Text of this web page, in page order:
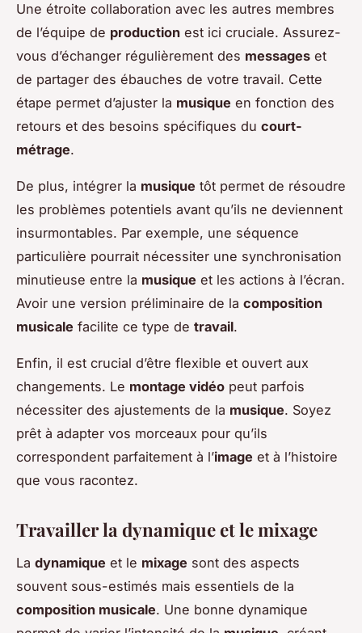
Une étroite collaboration avec les autres membres
de l’équipe de production est ici cruciale. Assurez-
vous d’échanger régulièrement des messages et
de partager des ébauches de votre travail. Cette
étape permet d’ajuster la musique en fonction des
retours et des besoins spécifiques du court-
métrage.
De plus, intégrer la musique tôt permet de résoudre
les problèmes potentiels avant qu’ils ne deviennent
insurmontables. Par exemple, une séquence
particulière pourrait nécessiter une synchronisation
minutieuse entre la musique et les actions à l’écran.
Avoir une version préliminaire de la composition
musicale facilite ce type de travail.
Enfin, il est crucial d’être flexible et ouvert aux
changements. Le montage vidéo peut parfois
nécessiter des ajustements de la musique. Soyez
prêt à adapter vos morceaux pour qu’ils
correspondent parfaitement à l’image et à l’histoire
que vous racontez.
Travailler la dynamique et le mixage
La dynamique et le mixage sont des aspects
souvent sous-estimés mais essentiels de la
composition musicale. Une bonne dynamique